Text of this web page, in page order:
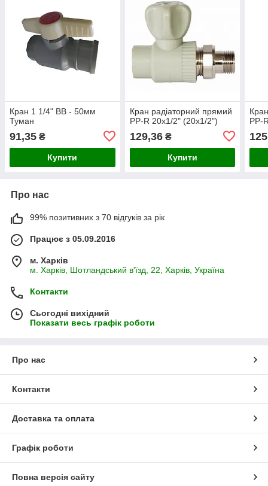
Кран 1 1/4" ВВ - 50мм
Туман
91,35 ₴
Купити
Кран радіаторний прямий
PP-R 20х1/2" (20х1/2")
129,36₴
Купити
PP-
Про нас
99% позитивних з 70 відгуків за рік
Працює з 05.09.2016
м. Харків
м. Харків, Шотландський в'їзд, 22, Харків, Україна
Контакти
Сьогодні вихідний
Показати весь графік роботи
Про нас
Контакти
Доставка та оплата
Графік роботи
Повна версія сайту